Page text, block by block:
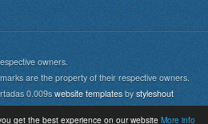
get the best experience on our website More info
owners.
are the property of their respective owners.
0.009swebsite templates by styleshout